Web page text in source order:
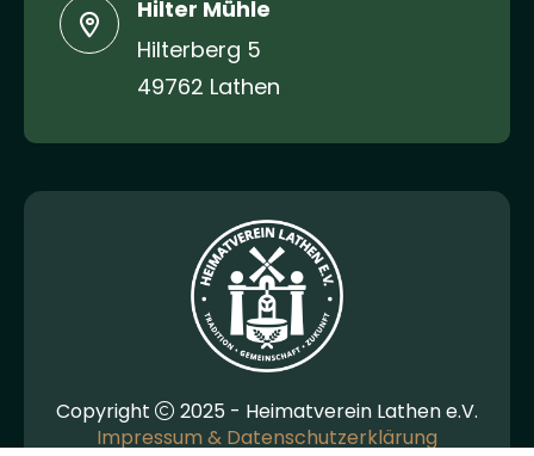
Hilter Mühle
Hilterberg 5
49762 Lathen
Copyright
2025 - Heimatverein Lathen e.V.
Impressum & Datenschutzerklärung